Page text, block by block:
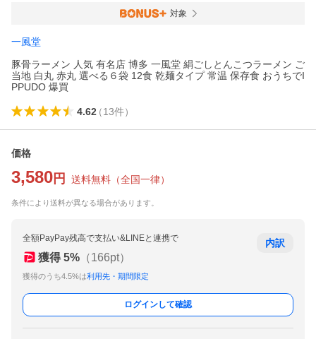
対象
一風堂
豚骨ラーメン 人気 有名店 博多 一風堂 絹ごしとんこつラーメン ご
当地 白丸 赤丸 選べる６袋 12食 乾麺タイプ 常温 保存食 おうちでI
PPUDO 爆買
4.62（13件）
価格
3,580 円 送料無料 （全国一律）
条件により送料が異なる場合があります。
全額PayPay残高で支払い&LINEと連携で
獲得 5% （166pt）
獲得のうち4.5%は利用先・期間限定
内訳
ログインして確認